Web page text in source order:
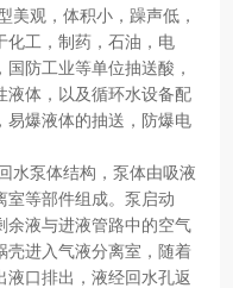
美观，体积小，躁声低，
化工，制药，石油，电
防工业等单位抽送酸，
液体，以及循环水设备配
易爆液体的抽送，防爆电
水泵体结构，泵体由吸液
室等部件组成。泵启动
余液与进液管路中的空气
壳进入气液分离室，随着
液口排出，液经回水孔返